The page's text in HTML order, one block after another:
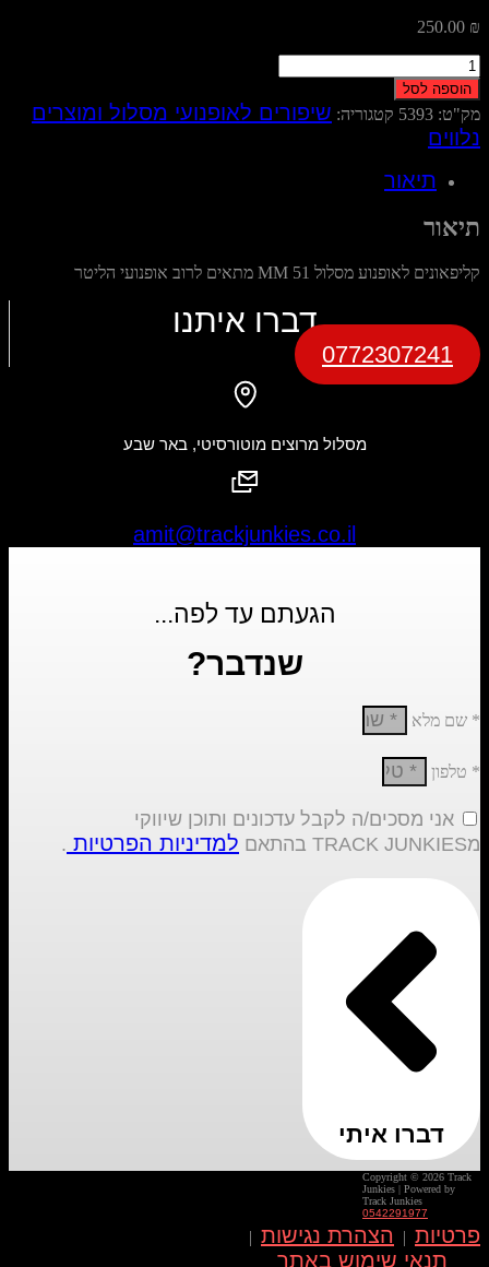
250.00 ₪
כמות
של
קליפאונים
לאופנוע
(51
הוספה לסל
מק"ט: 5393 קטגוריה: שיפורים לאופנועי מסלול ומוצרים
נלווים
תיאור
תיאור
קליפאונים לאופנוע מסלול 51 MM מתאים לרוב אופנועי הליטר
דברו איתנו
0772307241
מסלול מרוצים מוטורסיטי, באר שבע
amit@trackjunkies.co.il
הגעתם עד לפה...
שנדבר?
* שם מלא
* טלפון
אני מסכים/ה לקבל עדכונים ותוכן שיווקי
מTRACK JUNKIES בהתאם
למדיניות הפרטיות .
דברו איתי
Copyright © 2026 Track
Junkies | Powered by
Track Junkies
0542291977
פרטיות | הצהרת נגישות |
תנאי שימוש באתר